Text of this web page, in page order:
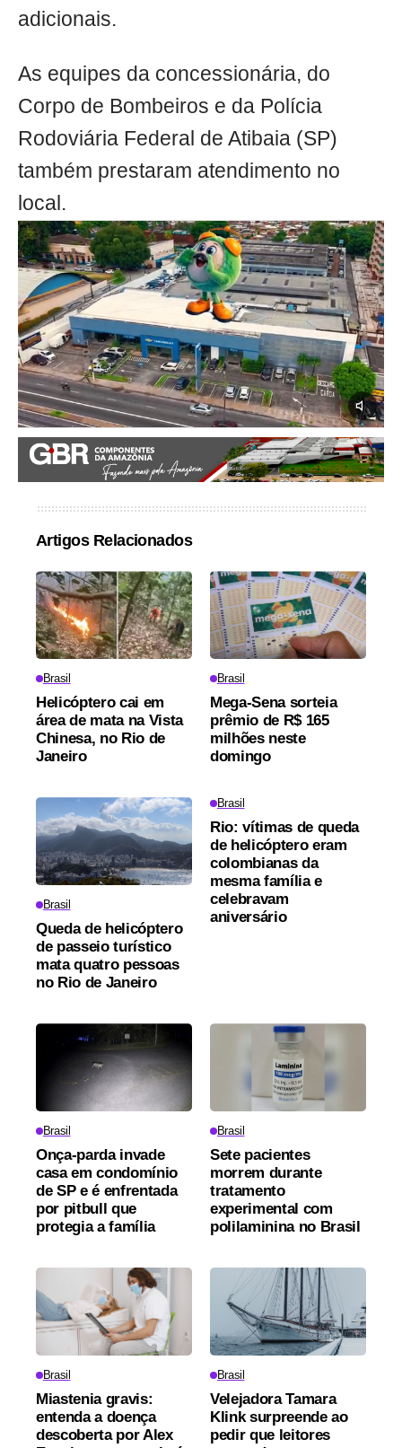
adicionais.
As equipes da concessionária, do
Corpo de Bombeiros e da Polícia
Rodoviária Federal de Atibaia (SP)
também prestaram atendimento no
local.
Artigos Relacionados
Brasil
Helicóptero cai em
área de mata na Vista
Chinesa, no Rio de
Janeiro
Brasil
Mega-Sena sorteia
prêmio de R$ 165
milhões neste
domingo
Brasil
Queda de helicóptero
de passeio turístico
mata quatro pessoas
no Rio de Janeiro
Brasil
Rio: vítimas de queda
de helicóptero eram
colombianas da
mesma família e
celebravam
aniversário
Brasil
Onça-parda invade
casa em condomínio
de SP e é enfrentada
por pitbull que
protegia a família
Brasil
Sete pacientes
morrem durante
tratamento
experimental com
polilaminina no Brasil
Brasil
Miastenia gravis:
entenda a doença
descoberta por Alex
Brasil
Velejadora Tamara
Klink surpreende ao
pedir que leitores